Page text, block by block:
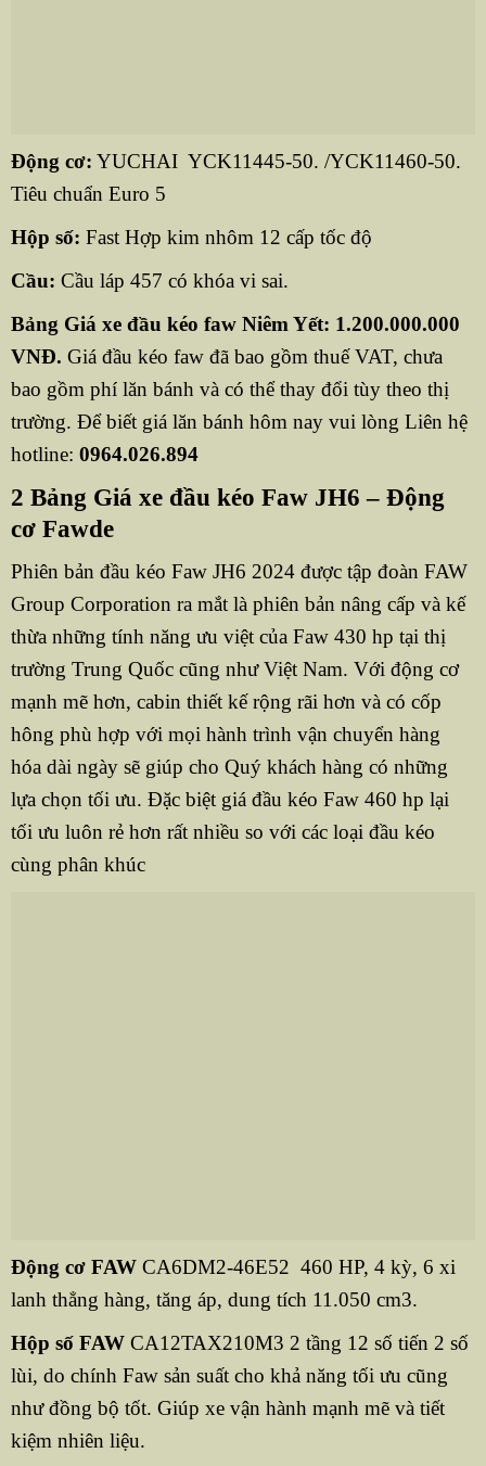
Động cơ: YUCHAI YCK11445-50. /YCK11460-50.
Tiêu chuẩn Euro 5
Hộp số: Fast Hợp kim nhôm 12 cấp tốc độ
Cầu: Cầu láp 457 có khóa vi sai.
Bảng Giá xe đầu kéo faw Niêm Yết: 1.200.000.000
VNĐ. Giá đầu kéo faw đã bao gồm thuế VAT, chưa
bao gồm phí lăn bánh và có thể thay đổi tùy theo thị
trường. Để biết giá lăn bánh hôm nay vui lòng Liên hệ
hotline: 0964.026.894
2 Bảng Giá xe đầu kéo Faw JH6 – Động
cơ Fawde
Phiên bản đầu kéo Faw JH6 2024 được tập đoàn FAW
Group Corporation ra mắt là phiên bản nâng cấp và kế
thừa những tính năng ưu việt của Faw 430 hp tại thị
trường Trung Quốc cũng như Việt Nam. Với động cơ
mạnh mẽ hơn, cabin thiết kế rộng rãi hơn và có cốp
hông phù hợp với mọi hành trình vận chuyển hàng
hóa dài ngày sẽ giúp cho Quý khách hàng có những
lựa chọn tối ưu. Đặc biệt giá đầu kéo Faw 460 hp lại
tối ưu luôn rẻ hơn rất nhiều so với các loại đầu kéo
cùng phân khúc
Động cơ FAWCA6DM2-46E52 460 HP, 4 kỳ, 6 xi
lanh thẳng hàng, tăng áp, dung tích 11.050 cm3.
Hộp số FAW CA12TAX210M3 2 tầng 12 số tiến 2 số
lùi, do chính Faw sản suất cho khả năng tối ưu cũng
như đồng bộ tốt. Giúp xe vận hành mạnh mẽ và tiết
kiệm nhiên liệu.